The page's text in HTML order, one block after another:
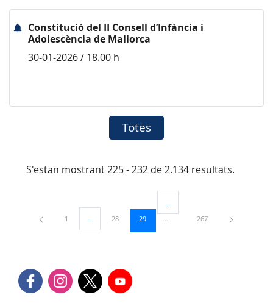
Constitució del II Consell d’Infància i
Adolescència de Mallorca
30-01-2026 / 18.00 h
Totes
S'estan mostrant 225 - 232 de 2.134 resultats.
Pàgina
1 ...Pàgines intermèdies Utilitzeu TAB per navegar.
Pàgina
28 Pàgina
29
Pàgines intermèdies Utilitzeu
Pàgina
267